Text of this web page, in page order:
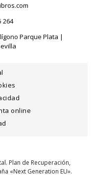
264
Parque Plata |
online
Plan de Recuperación,
«Next Generation EU».